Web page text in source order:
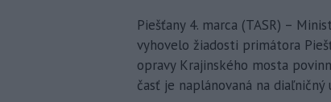
Piešťany 4. marca (TASR) –
vyhovelo žiadosti primátora
opravy Krajinského mosta
časť je naplánovaná na diaľničný